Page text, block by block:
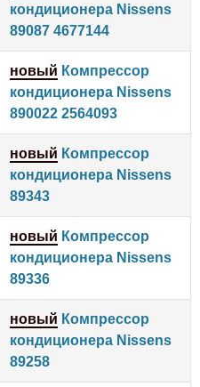
кондиционера Nissens
89087 4677144
новый Компрессор
кондиционера Nissens
890022 2564093
новый Компрессор
кондиционера Nissens
89343
новый Компрессор
кондиционера Nissens
89336
новый Компрессор
кондиционера Nissens
89258